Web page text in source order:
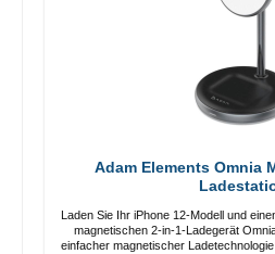
Adam Elements Omnia
Laden Sie Ihr iPhone 12-Modell und
magnetischen 2-in-1-Ladegerät Omnia M2. Snap and
einfacher magnetischer Ladetechnologie